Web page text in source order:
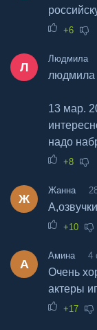
+6
Л
Людмила
людмила
13 мар.
надо
+8
Ж
Жанна
+10
А
Амина 4
Очень
актеры
+17